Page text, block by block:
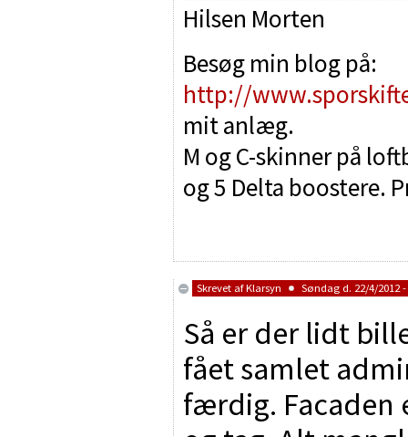
Hilsen Morten
Besøg min blog på:
http://
mit anlæg.
M og C-skinner på
og 5 Delta boostere.
Skrevet afKlarsyn Søndag d. 22/4/2012 -
Så er der lidt
fået samlet
færdig. Facaden